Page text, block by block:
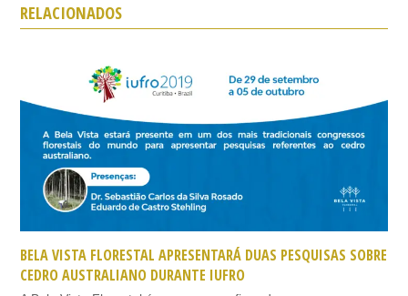
RELACIONADOS
BELA VISTA FLORESTAL APRESENTARÁ DUAS PESQUISAS SOBRE
CEDRO AUSTRALIANO DURANTE IUFRO